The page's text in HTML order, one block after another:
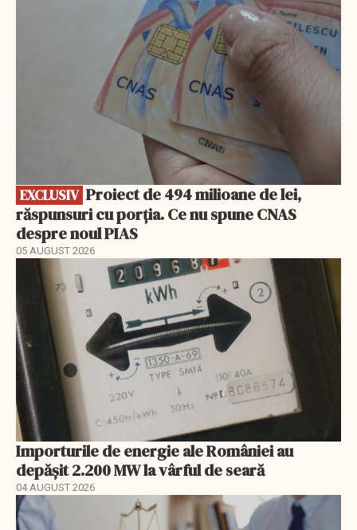
EXCLUSIV
răspunsuri cu porția. Ce nu spune CNAS
despre noul PIAS
05 AUGUST 2026
Importurile de energie ale României au
depășit 2.200 MW la vârful de seară
04 AUGUST 2026